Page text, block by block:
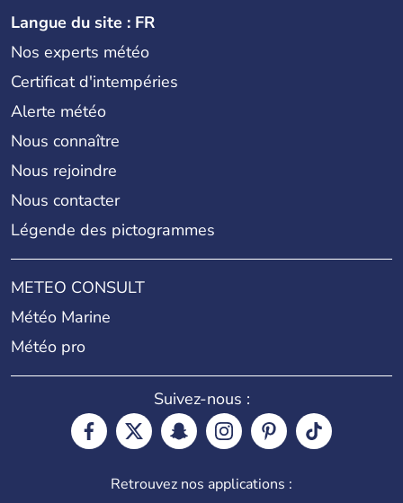
Langue du site : FR
Nos experts météo
Certificat d'intempéries
Alerte météo
Nous connaître
Nous rejoindre
Nous contacter
Légende des pictogrammes
METEO CONSULT
Météo Marine
Météo pro
Suivez-nous :
Retrouvez nos applications :